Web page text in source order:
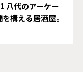
八代のアーケー
構える居酒屋。